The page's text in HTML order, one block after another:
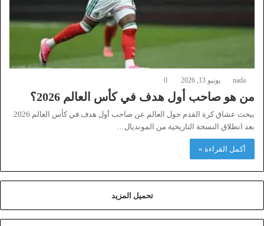
nada يونيو 13, 2026 0
من هو صاحب أول هدف في كأس العالم 2026؟
يبحث عشاق كرة القدم حول العالم عن صاحب أول هدف في كأس العالم 2026
بعد انطلاق النسخة التاريخية من المونديال…
أكمل القراءة »
تحميل المزيد